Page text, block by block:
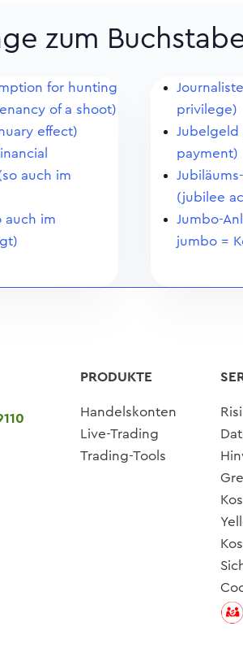
zum
for hunting
of a shoot)
effect)
auch im
auch im
privilege)
Jubelgeld
payment)
(jubilee
Jumbo-
jumbo =
PRODUKTE
Handelskonten
Live-Trading
Trading-Tools